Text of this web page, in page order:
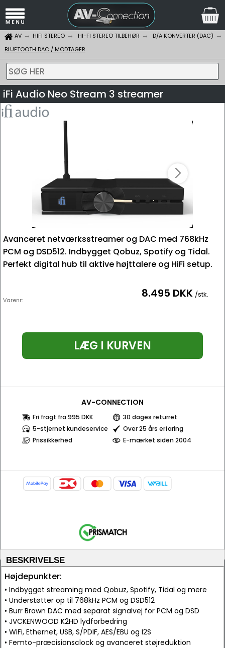
AV HIFI STEREO HI-FI STEREO TILBEHØR
D/A KONVERTER (DAC)
BLUETOOTH DAC / MODTAGER
SØG HER
iFi Audio Neo Stream 3 streamer
Avanceret netværksstreamer og DAC med 768kHz
PCM og DSD512. Indbygget Qobuz, Spotify og Tidal.
Perfekt digital hub til aktive højttalere og HiFi setup.
Varenr: 8.495 DKK /stk.
LÆG I KURVEN
AV-CONNECTION
Fri fragt fra 995 DKK
30 dages returret
5-stjernet kundeservice
Over 25 års erfaring
Prissikkerhed
E-mærket siden 2004
BESKRIVELSE
Højdepunkter:
• Indbygget streaming med Qobuz, Spotify, Tidal og mere
• Understøtter op til 768kHz PCM og DSD512
• Burr Brown DAC med separat signalvej for PCM og DSD
• JVCKENWOOD K2HD lydforbedring
• WiFi, Ethernet, USB, S/PDIF, AES/EBU og I2S
• Femto-præcisionsclock og avanceret støjreduktion